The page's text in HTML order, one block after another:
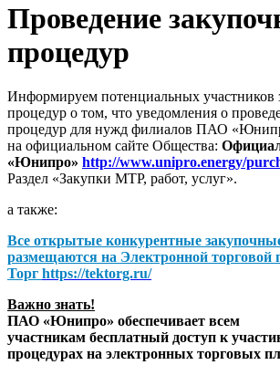
Проведение
процедур
Информируем потенциальных участников
процедур о том, что уведомления о
процедур для нужд филиалов ПАО
на официальном сайте Общества:
«Юнипро» http://www.unipro.energy/
Раздел «Закупки МТР, работ, услуг».
а также:
Все открытые конкурентные
размещаются на Электронной
Торг https://tektorg.ru/
Важно знать!
ПАО «Юнипро» обеспечивает всем
участникам бесплатный доступ к
процедурах на электронных торговых